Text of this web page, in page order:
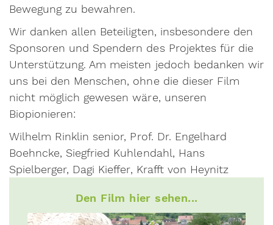
Bewegung zu bewahren.
Wir danken allen Beteiligten, insbesondere den
Sponsoren und Spendern des Projektes für die
Unterstützung. Am meisten jedoch bedanken wir
uns bei den Menschen, ohne die dieser Film
nicht möglich gewesen wäre, unseren
Biopionieren:
Wilhelm Rinklin senior, Prof. Dr. Engelhard
Boehncke, Siegfried Kuhlendahl, Hans
Spielberger, Dagi Kieffer, Krafft von Heynitz
Den Film hier sehen...